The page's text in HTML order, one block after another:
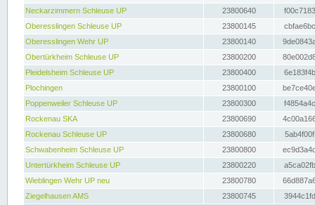
Neckarzimmern Schleuse UP
23800640
Oberesslingen Schleuse UP
23800145
Oberesslingen Wehr UP
23800140
Obertürkheim Schleuse UP
23800200
Pleidelsheim Schleuse UP
23800400
Plochingen
23800100
Poppenweiler Schleuse UP
23800300
Rockenau SKA
23800690
Rockenau Schleuse UP
23800680
Schwabenheim Schleuse UP
23800800
Untertürkheim Schleuse UP
23800220
Wieblingen Wehr UP neu
23800780
Ziegelhausen AMS
23800745